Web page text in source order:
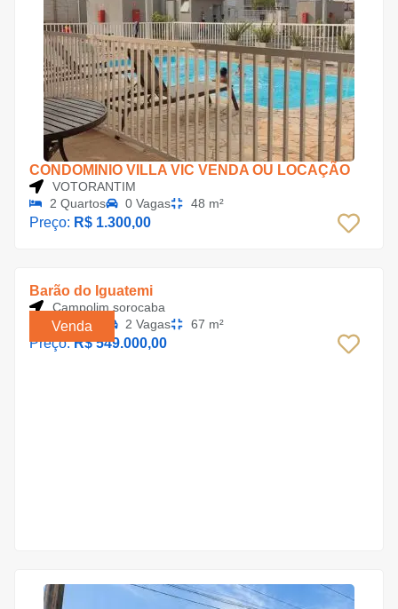
CONDOMINIO VILLA VIC VENDA OU LOCAÇÃO
VOTORANTIM
2 Quartos
0 Vagas 48 m²
Preço: R$ 1.300,00
Venda
Barão do Iguatemi
Campolim sorocaba
3 Quartos
2 Vagas 67 m²
Preço:R$ 549.000,00